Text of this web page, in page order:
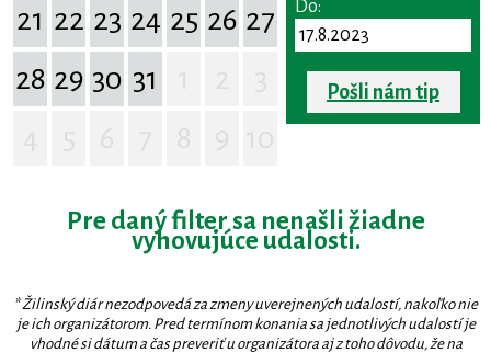
21 22 23 24 25 26 27
28 29 30 31
Do:
Pošli nám tip
Pre daný filter sa nenašli žiadne
vyhovujúce udalosti.
* Žilinský diár nezodpovedá za zmeny uverejnených udalostí, nakoľko nie
je ich organizátorom. Pred termínom konania sa jednotlivých udalostí je
vhodné si dátum a čas preveriť u organizátora aj z toho dôvodu, že na